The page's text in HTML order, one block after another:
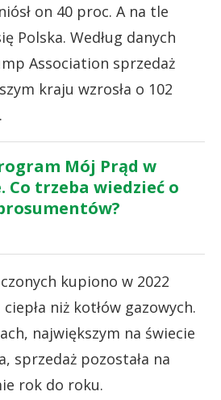
on 40 proc. A na tle
Polska. Według danych
Association sprzedaż
kraju wzrosła o 102
Mój Prąd w
Co trzeba wiedzieć o
kupiono w 2022
niż kotłów gazowych.
największym na świecie
sprzedaż pozostała na
rok do roku.